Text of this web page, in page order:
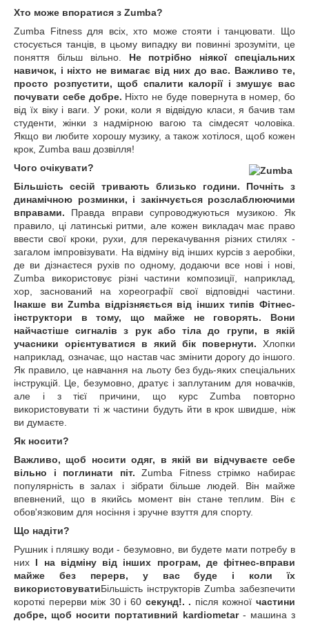
Хто може впоратися з Zumba?
Zumba Fitness для всіх, хто може стояти і танцювати. Що
стосується танців, в цьому випадку ви повинні зрозуміти, це
поняття більш вільно. Не потрібно ніякої спеціальних
навичок, і ніхто не вимагає від них до вас. Важливо те,
просто розпустити, щоб спалити калорії і змушує вас
почувати себе добре. Ніхто не буде повернута в номер, бо
від їх віку і ваги. У роки, коли я відвідую класи, я бачив там
студенти, жінки з надмірною вагою та сімдесят чоловіка.
Якщо ви любите хорошу музику, а також хотілося, щоб кожен
крок, Zumba ваш дозвілля!
Чого очікувати?
Більшість сесій тривають близько години.
Почніть з
динамічною розминки, і закінчується розслаблюючими
вправами. Правда вправи супроводжуються музикою. Як
правило, ці латинські ритми, але кожен викладач має право
ввести свої кроки, рухи, для перекачування різних стилях -
загалом імпровізувати. На відміну від інших курсів з аеробіки,
де ви дізнаєтеся рухів по одному, додаючи все нові і нові,
Zumba використовує різні частини композиції, наприклад,
хор, заснований на хореографії свої відповідні частини.
Інакше ви Zumba відрізняється від інших типів Фітнес-
інструктори в тому, що майже не говорять.
Вони
найчастіше сигналів з рук або тіла до групи, в якій
учасники орієнтуватися в який бік повернути. Хлопки
наприклад, означає, що настав час змінити дорогу до іншого.
Як правило, це навчання на льоту без будь-яких спеціальних
інструкцій. Це, безумовно, дратує і заплутаним для новачків,
але і з тієї причини, що курс Zumba повторно
використовувати ті ж частини будуть йти в крок швидше, ніж
ви думаєте.
Як носити?
Важливо, щоб носити одяг, в якій ви відчуваєте себе
вільно і поглинати піт.Zumba Fitness стрімко набирає
популярність в залах і зібрати більше людей. Він майже
впевнений, що в якийсь момент він стане теплим. Він є
обов'язковим для носіння і зручне взуття для спорту.
Що надіти?
Рушник і пляшку води - безумовно, ви будете мати потребу в
них І на відміну від інших програм, де фітнес-вправи
майже без перерв, у вас буде і коли їх
використовуватиБільшість інструкторів Zumba забезпечити
короткі перерви між 30 і 60 секунд!. . після кожноїчастини
добре, щоб носити портативний kardiometar- машина з